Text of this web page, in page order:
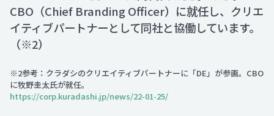
CBO（Chief Branding Officer）に就任し、クリエ
イティブパートナーとして同社と協働しています。
（※2）
※2参考：クラダシのクリエイティブパートナーに「DE」が参画。CBO
に牧野圭太氏が就任。
https://corp.kuradashi.jp/news/22-01-25/